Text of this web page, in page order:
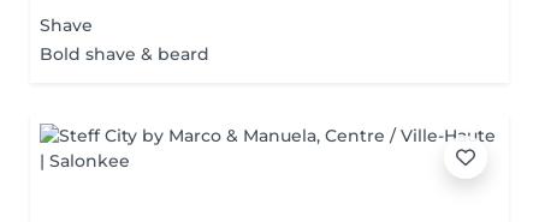
Shave
Bold shave & beard